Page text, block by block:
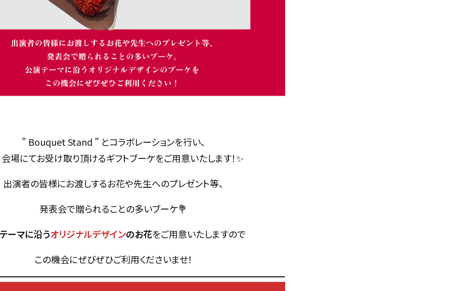
” Bouquet Stand ” とコラボレーションを行い、
場にてお受け取り頂けるギフトブーケをご用意いたします！✨
出演者の皆様にお渡しするお花や先生へのプレゼント等、
発表会で贈られることの多いブーケ💐
ーマに沿うオリジナルデザインのお花をご用意いたしますので
この機会にぜびぜひご利用くださいませ！